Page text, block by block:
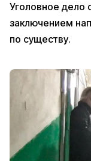
Уголовное дело
заключением
по существу.